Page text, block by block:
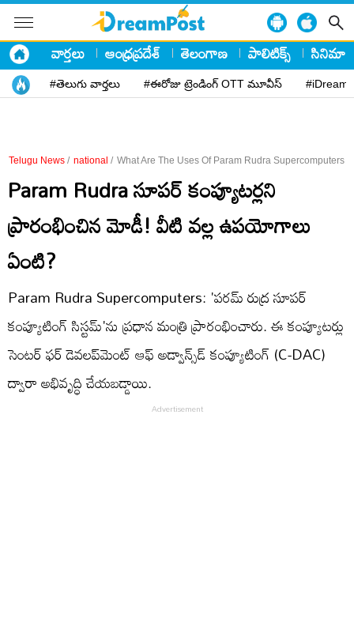
వార్తలు ఆంధ్రప్రదేశ్ తెలంగాణ పాలిటిక్స్ సినిమా
#తెలుగు వార్తలు #ఈరోజు ట్రెండింగ్ OTT మూవీస్
Telugu News / national / What Are The Uses Of Param Rudra Supercomputers
Param Rudra సూపర్ కంప్యూటర్లని
ప్రారంభించిన మోడీ! వీటి వల్ల ఉపయోగాలు
ఏంటి?
Param Rudra Supercomputers: 'పరమ్ రుద్ర సూపర్‌
కంప్యూటింగ్ సిస్టమ్‌'ను ప్రధాన మంత్రి ప్రారంభించారు. ఈ కంప్యూటర్లు
సెంటర్ ఫర్ డెవలప్‌మెంట్ ఆఫ్ అడ్వాన్స్‌డ్ కంప్యూటింగ్ (C-DAC)
ద్వారా అభివృద్ధి చేయబడ్డాయి.